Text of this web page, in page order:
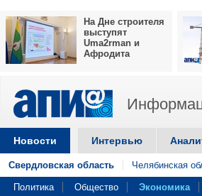
На Дне строителя
выступят
Uma2rman и
Афродита
Новости Интервью
Свердловская область Челябинская
Политика Общество Экономика